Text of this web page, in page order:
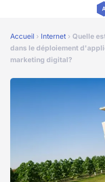
Accueil › Internet › Quelle
dans le déploiement
marketing digital?